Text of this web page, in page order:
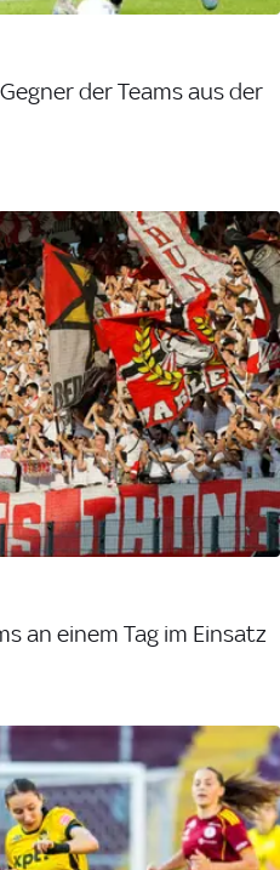
der Teams aus der
an einem Tag im Einsatz